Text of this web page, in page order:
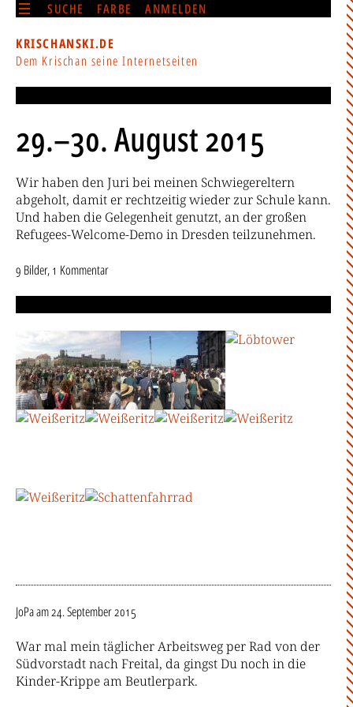
SUCHE FARBE ANMELDEN
KRISCHANSKI.DE
Dem Krischan seine Internetseiten
29.–30. August 2015
Wir haben den Juri bei meinen Schwiegereltern
abgeholt, damit er rechtzeitig wieder zur Schule kann.
Und haben die Gelegenheit genutzt, an der großen
Refugees-Welcome-Demo in Dresden teilzunehmen.
9 Bilder, 1 Kommentar
JoPaam 24. September 2015
War mal mein täglicher Arbeitsweg per Rad von der
Südvorstadt nach Freital, da gingst Du noch in die
Kinder-Krippe am Beutlerpark.